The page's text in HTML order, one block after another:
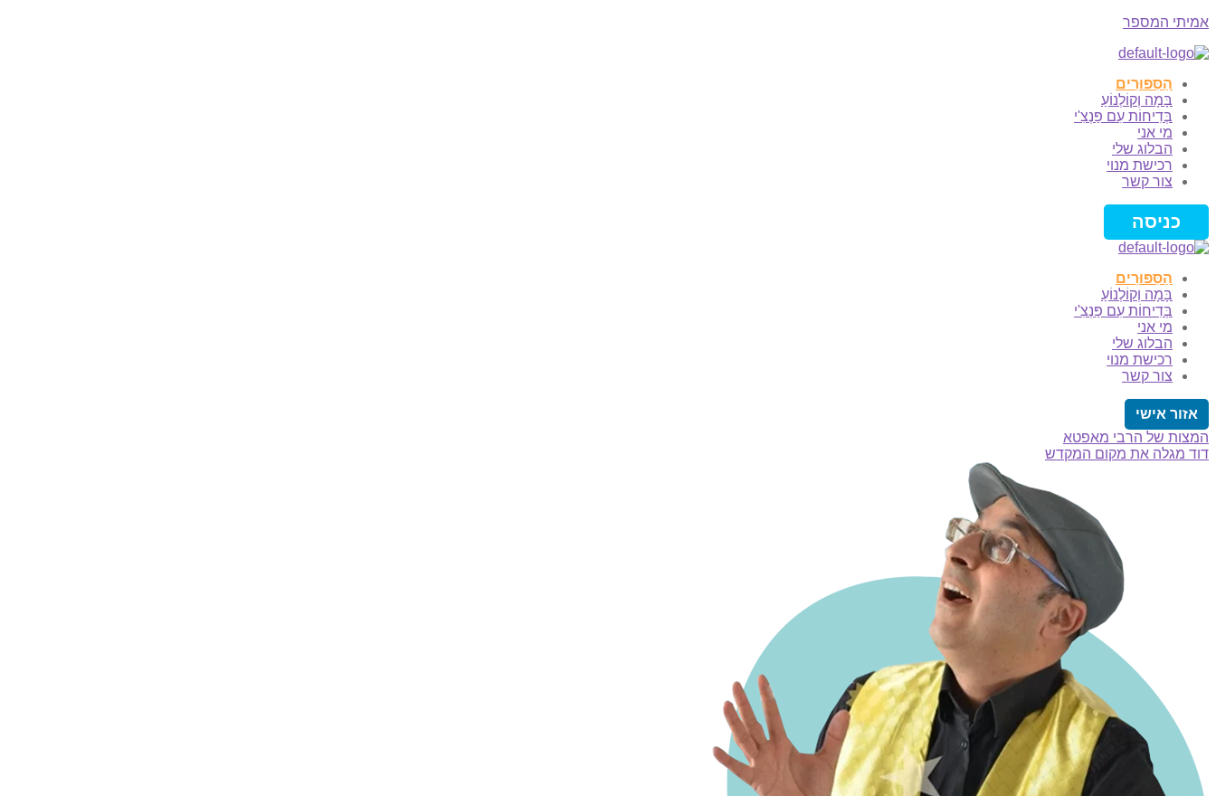
אמיתי המספר
Menu
הַסִּפּוּרִים
בָּמָה וְקוֹלְנוֹעַ
בְּדִיחוֹת עִם פַּנְצִ'י
מי אני
הבלוג שלי
רכישת מנוי
צור קשר
כניסה
הַסִּפּוּרִים
בָּמָה וְקוֹלְנוֹעַ
בְּדִיחוֹת עִם פַּנְצִ'י
מי אני
הבלוג שלי
רכישת מנוי
צור קשר
אזור אישי
ניווט
הפוסט
הקודם:
המצות של הרבי מאפטא
הפוסט
דוד מגלה את מקום המקדש